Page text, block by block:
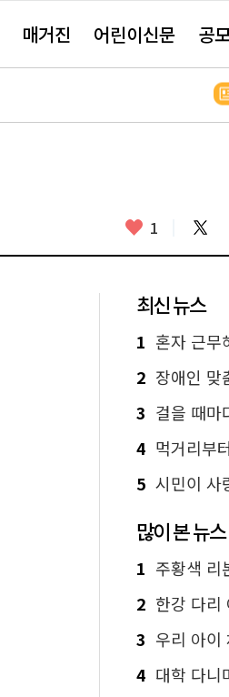
매거진 어린이신문 공
좋
요
1 트
위
터
최신 뉴스
1 혼자 근무해
2 장애인 맞춤형 보
3 걸을 때마다 아픈
4 먹거리부터 야
5 시민이 사랑한 '
많이 본 뉴스
1 주황색 리본 따라
2 한강 다리 아
3 우리 아이 체력
4 대학 다니며